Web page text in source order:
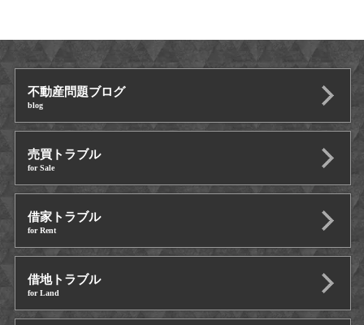
不動産問題ブログ
blog
売買トラブル
for Sale
借家トラブル
for Rent
借地トラブル
for Land